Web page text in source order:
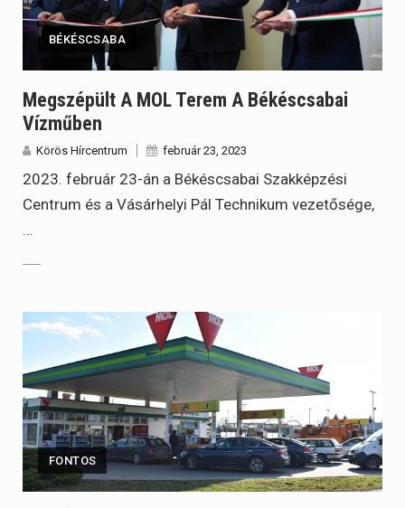
BÉKÉSCSABA
Megszépült A MOL Terem A Békéscsabai
Vízműben
Körös Hírcentrum február 23, 2023
2023. február 23-án a Békéscsabai Szakképzési
Centrum és a Vásárhelyi Pál Technikum vezetősége,
…
FONTOS